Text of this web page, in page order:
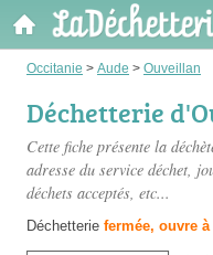
Occitanie > Aude > Ouveillan
Déchetterie
Cette fiche présente la
adresse du service déchet,
déchets acceptés, etc...
Déchetterie fermée, ouvre à